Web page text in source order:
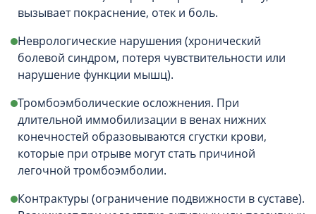
вызывает покраснение, отек и боль.
Неврологические нарушения (хронический
болевой синдром, потеря чувствительности или
нарушение функции мышц).
Тромбоэмболические осложнения. При
длительной иммобилизации в венах нижних
конечностей образовываются сгустки крови,
которые при отрыве могут стать причиной
легочной тромбоэмболии.
Контрактуры (ограничение подвижности в суставе).